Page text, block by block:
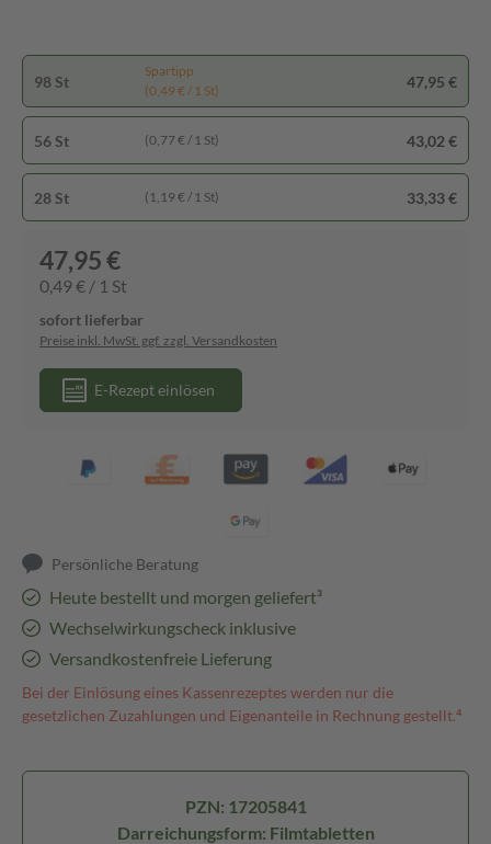
98 St
Spartipp
(0,49 € / 1 St)
47,95 €
56 St (0,77 € / 1 St) 43,02 €
28 St (1,19 € / 1 St) 33,33 €
47,95 €
0,49 € / 1 St
sofort lieferbar
Preise inkl. MwSt. ggf. zzgl. Versandkosten
E-Rezept einlösen
Persönliche Beratung
Heute bestellt und morgen geliefert³
Wechselwirkungscheck inklusive
Versandkostenfreie Lieferung
Bei der Einlösung eines Kassenrezeptes werden nur die
gesetzlichen Zuzahlungen und Eigenanteile in Rechnung gestellt.⁴
PZN: 17205841
Darreichungsform: Filmtabletten